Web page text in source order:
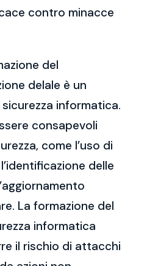
contro minacce
del
delale è un
informatica.
consapevoli
come l’uso di
delle
La formazione del
informatica
il rischio di attacchi